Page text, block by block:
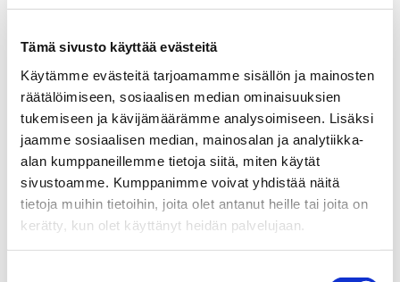
Tämä sivusto käyttää evästeitä
Käytämme evästeitä tarjoamamme sisällön ja mainosten
räätälöimiseen, sosiaalisen median ominaisuuksien
tukemiseen ja kävijämäärämme analysoimiseen. Lisäksi
jaamme sosiaalisen median, mainosalan ja analytiikka-
alan kumppaneillemme tietoja siitä, miten käytät
sivustoamme. Kumppanimme voivat yhdistää näitä
tietoja muihin tietoihin, joita olet antanut heille tai joita on
kerätty, kun olet käyttänyt heidän palvelujaan.
HELI HARLE
Yrittäjä
Sp-Koti Kuopio | Kallaveden Kiinteistöasiantuntijat Oy
LKV, 2617334-8